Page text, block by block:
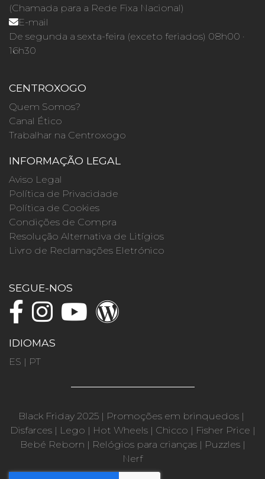
(Chamada para a Rede Fixa Nacional)
E-mail
De segunda a sexta-feira (exceto feriados) 08h00 ·
16h30
CENTROXOGO
Quem Somos?
Canal Ético
Trabalhar na Centroxogo
INFORMAÇÃO LEGAL
Aviso Legal
Política de Privacidade
Política de Cookies
Condições de Compra
Resolução Alternativa de Litígios
Livro de Reclamações Eletrónico
SEGUE-NOS
IDIOMAS
ES | PT
Black Friday 2025 | Promoções em brinquedos |
Disfarces| Lego | Hot Wheels| Chicco | Fisher Price |
Bebé Reborn | Relógios para crianças| Puzzles|
Nerf